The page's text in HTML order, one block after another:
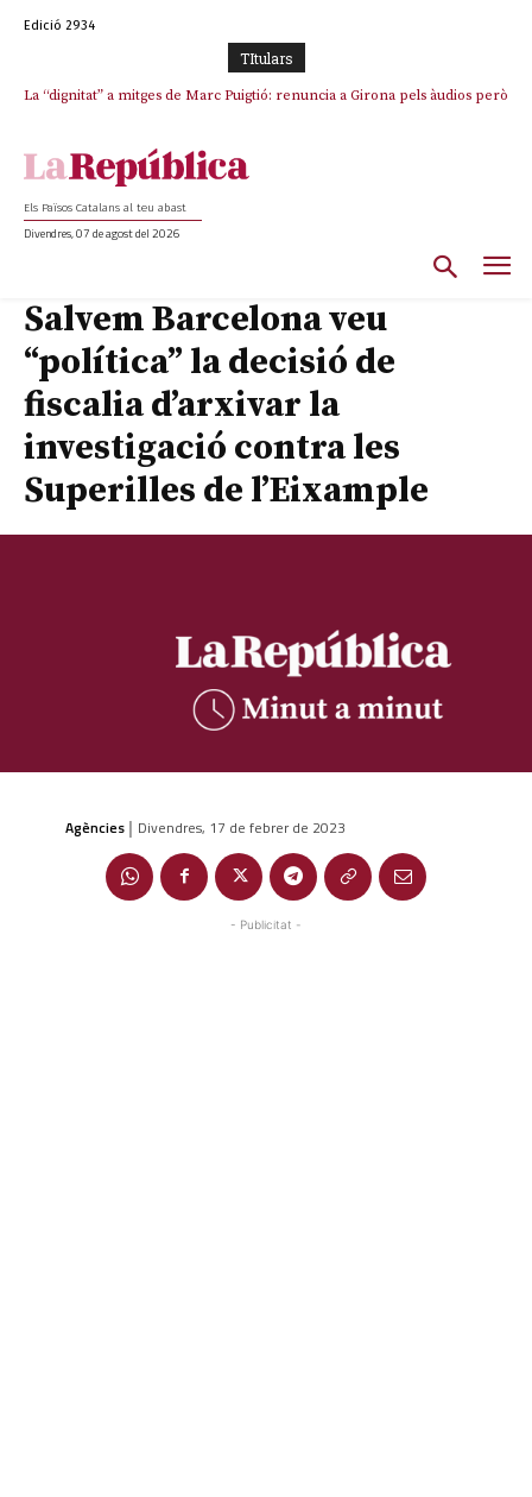
Edició 2934
TItulars
La “dignitat” a mitges de Marc Puigtió: renuncia a Girona pels àudios però
Els Països Catalans al teu abast
Divendres, 07 de agost del 2026
Salvem Barcelona veu
“política” la decisió de
fiscalia d’arxivar la
investigació contra les
Superilles de l’Eixample
Agències | Divendres, 17 de febrer de 2023
- Publicitat -